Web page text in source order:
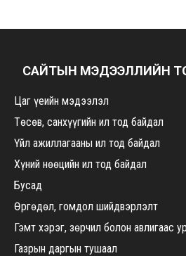
САЙТЫН МЭДЭЭЛЛИЙН
Цаг үеийн мэдээлэл
Төсөв, санхүүгийн ил тод байдал
Үйл ажиллагааны ил тод байдал
Хүний нөөцийн ил тод байдал
Бусад
Өргөдөл, гомдол шийдвэрлэлт
Гэмт хэрэг, зөрчил болон авлигаас
Газрын даргын тушаал